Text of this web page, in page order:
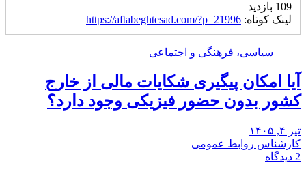
109 بازدید
لینک کوتاه: https://aftabeghtesad.com/?p=21996
سیاسی، فرهنگی و اجتماعی
آیا امکان پیگیری شکایات مالی از خارج
کشور بدون حضور فیزیکی وجود دارد؟
تیر ۴, ۱۴۰۵
کارشناس روابط عمومی
2 دیدگاه